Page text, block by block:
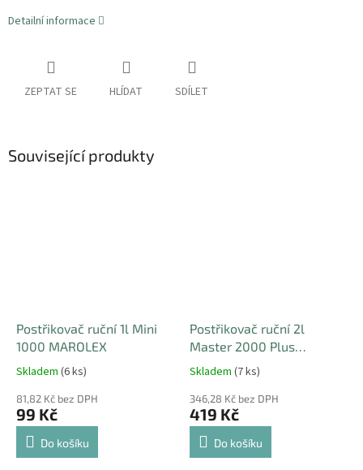
Detailní informace
ZEPTAT SE HLÍDAT SDÍLET
Související produkty
Postřikovač ruční 1l Mini
1000 MAROLEX
Skladem (6 ks)
81,82 Kč bez DPH
99 Kč
Do košíku
Postřikovač ruční 2l
Master 2000 Plus
MAROLEX
Skladem (7 ks)
346,28 Kč bez DPH
419 Kč
Do košíku